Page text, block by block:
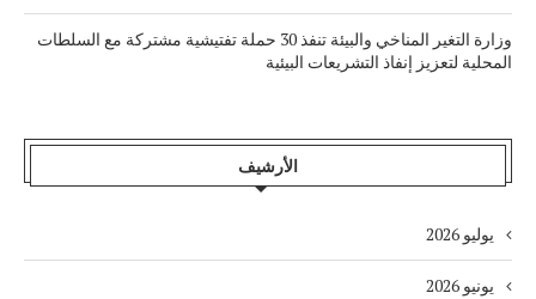
وزارة التغير المناخي والبيئة تنفذ 30 حملة تفتيشية مشتركة مع السلطات
المحلية لتعزيز إنفاذ التشريعات البيئية
الأرشيف
يوليو 2026
يونيو 2026